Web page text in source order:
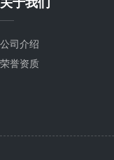
关于我们
公司介绍
荣誉资质